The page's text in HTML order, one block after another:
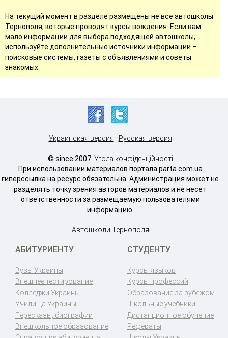
На текущий момент в разделе размещены не все автошколы
Тернополя, которые проводят курсы вождения. Если вам
мало информации для выбора подходящей автошколы,
используйте дополнительные источники информации –
поисковые системы, газеты с объявлениями и советы
знакомых.
Украинская версия Русская версия
© since 2007. Угода конфіденційності
При использовании материалов портала parta.com.ua
гиперссылка на ресурс обязательна. Администрация может не
разделять точку зрения авторов материалов и не несет
ответственности за размещаемую пользователями
информацию.
Автошколи Тернополя
АБИТУРИЕНТУ
Вузы Украины
Внешнее тестирование
Колледжи Украины
Училища Украины
Пересказы, биографии
Внешкольное образование
СТУДЕНТУ
Курсы языков
Курсы профессий
Образование за рубежом
Школьные учебники
Дистанционное обучение
Рефераты